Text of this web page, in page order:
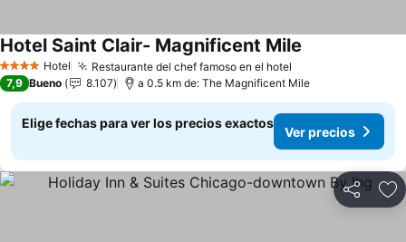
4 EstrellasHotel Restaurante del chef famoso en el hotel
Hotel Saint Clair- Magnificent Mile
7,9 Bueno 8.107 a 0.5 km de: The Magnificent Mile
Elige fechas para ver los precios exactos
Ver precios
Compartir